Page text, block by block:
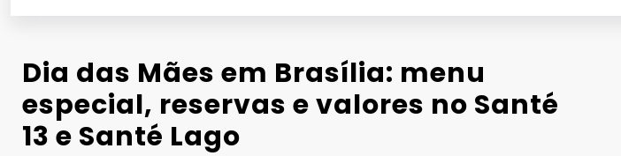
Dia das Mães em Brasília: menu
especial, reservas e valores no Santé
13 e Santé Lago